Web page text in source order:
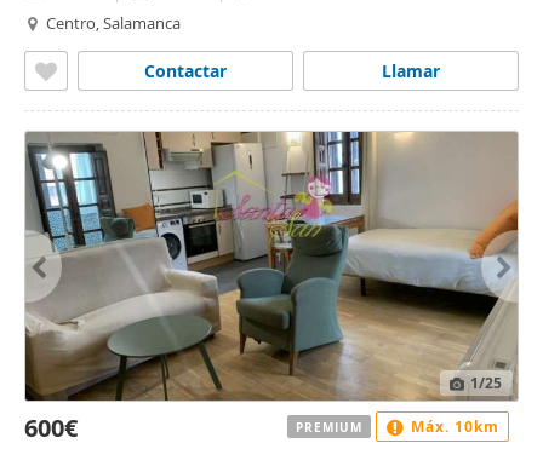
Centro, Salamanca
Llamar
Contactar
1/25
600€ PREMIUM Máx. 10km